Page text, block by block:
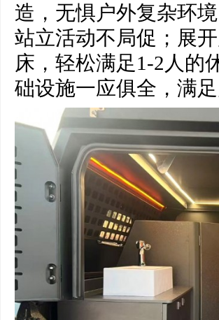
造，无惧户外复杂环
站立活动不局促；展
床，轻松满足1-2人的
础设施一应俱全，满